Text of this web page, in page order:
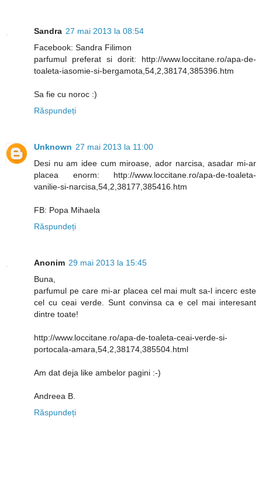
Sandra 27 mai 2013 la 08:54
Facebook: Sandra Filimon
parfumul preferat si dorit: http://www.loccitane.ro/apa-de-
toaleta-iasomie-si-bergamota,54,2,38174,385396.htm
Sa fie cu noroc :)
Răspundeți
Unknown 27 mai 2013 la 11:00
Desi nu am idee cum miroase, ador narcisa, asadar mi-ar
placea enorm: http://www.loccitane.ro/apa-de-toaleta-
vanilie-si-narcisa,54,2,38177,385416.htm
FB: Popa Mihaela
Răspundeți
Anonim 29 mai 2013 la 15:45
Buna,
parfumul pe care mi-ar placea cel mai mult sa-l incerc este
cel cu ceai verde. Sunt convinsa ca e cel mai interesant
dintre toate!
http://www.loccitane.ro/apa-de-toaleta-ceai-verde-si-
portocala-amara,54,2,38174,385504.html
Am dat deja like ambelor pagini :-)
Andreea B.
Răspundeți